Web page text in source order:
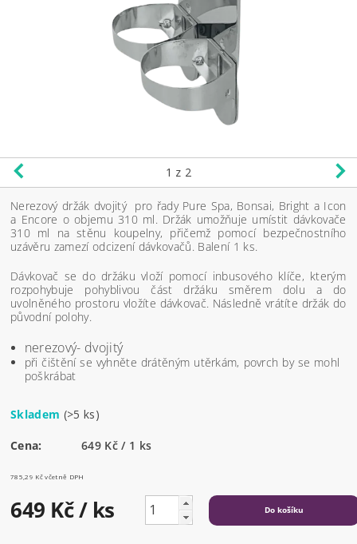
1 z 2
Nerezový držák dvojitý pro řady Pure Spa, Bonsai, Bright a Icon
a Encore o objemu 310 ml. Držák umožňuje umístit dávkovače
310 ml na stěnu koupelny, přičemž pomocí bezpečnostního
uzávěru zamezí odcizení dávkovačů. Balení 1 ks.
Dávkovač se do držáku vloží pomocí inbusového klíče, kterým
rozpohybuje pohyblivou část držáku směrem dolu a do
uvolněného prostoru vložíte dávkovač. Následně vrátíte držák do
původní polohy.
nerezový- dvojitý
při čištění se vyhněte drátěným utěrkám, povrch by se mohl
poškrábat
Skladem (>5 ks)
Cena: 649 Kč / 1 ks
785,29 Kč včetně DPH
649 Kč/ ks